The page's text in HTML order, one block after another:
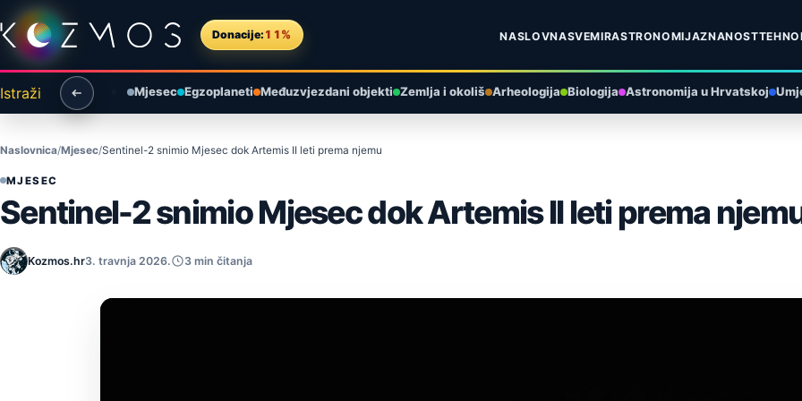
Preskoči na sadržaj
Donacije: 11% NASLOVNASVEMIRASTRONOMIJAZNANOST
Istraži Mjesec Egzoplaneti Međuzvjezdani objekti Zemlja i okoliš Arheologija Biologija Astronomija u Hrvatskoj
Naslovnica Mjesec Sentinel-2 snimio Mjesec dok Artemis II leti prema njemu
MJESEC
Sentinel-2 snimio Mjesec dok Artemis II leti prema
Kozmos.hr3. travnja 2026. 3 min čitanja